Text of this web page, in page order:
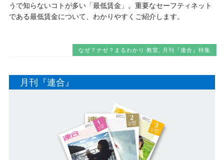
うで知らないコトが多い「最低賃金」。重要なセーフティネット
である最低賃金について、わかりやすくご紹介します。
なぜ？ナゼ？まるわかり 教室, 月刊『連合』特集
月刊『連合』